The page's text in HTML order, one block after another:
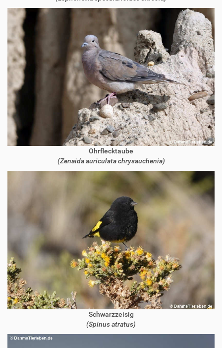
Ohrflecktaube
(Zenaida auriculata chrysauchenia)
Schwarzzeisig
(Spinus atratus)